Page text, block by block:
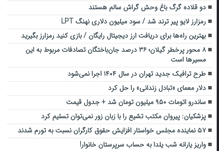
دو قلاده گرگ باغ وحش گراش سالم هستند
رمزارز لایو پیر ترند شد / سود میلیون دلاری نهنگ LPT
بهترین راه‌‌ها برای دریافت ارز دیجیتال رایگان / بازی کنید رمزارز بگیرید
۸ محور پرخطر گیلان؛ ۳۶ درصد جان‌باختگان تصادفات مربوط به این
مسیرها است
طرح ترافیک جدید تهران در سال ۱۴۰۴ اجرا نمی‌شود
دلار معمای «تبادل زندانی» را حل کرد
ساندرو اتومات ۹۵۰ میلیون تومان شد + جدول قیمت
پزشکیان: پیروان مکتب تشیع را با زبان زور نمی‌توان تسلیم کرد
۵۷ نماینده مجلس خواستار افزایش حقوق کارگران نسبت به تورم شدند
واریز یارانه شب یلدا به حساب سرپرستان خانوار!